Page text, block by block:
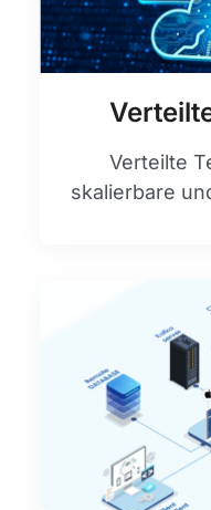
Verteilte
skalierbare